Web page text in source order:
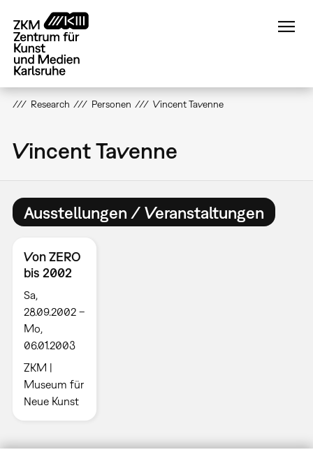
zum
Inhalt
Research Personen Vincent Tavenne
Vincent Tavenne
Ausstellungen / Veranstaltungen
Von ZERO
bis 2002
Sa,
28.09.2002 –
Mo,
06.01.2003
ZKM |
Museum für
Neue Kunst